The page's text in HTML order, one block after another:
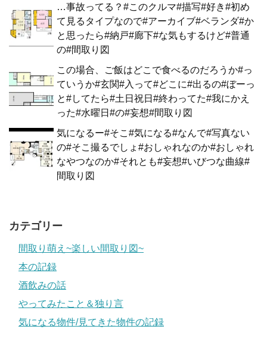
…事故ってる？#このクルマ#描写#好き#初め
て見るタイプなので#アーカイブ#ベランダ#か
と思ったら#納戸#廊下#な気もするけど#普通
の#間取り図
この場合、ご飯はどこで食べるのだろうか#っ
ていうか#玄関#入って#どこに#出るの#ぼーっ
と#してたら#土日祝日#終わってた#我にかえ
った#水曜日#の#妄想#間取り図
気になるー#そこ#気になる#なんで#写真ない
の#そこ撮るでしょ#おしゃれなのか#おしゃれ
なやつなのか#それとも#妄想#いびつな曲線#
間取り図
カテゴリー
間取り萌え~楽しい間取り図~
本の記録
酒飲みの話
やってみたこと＆独り言
気になる物件/見てきた物件の記録